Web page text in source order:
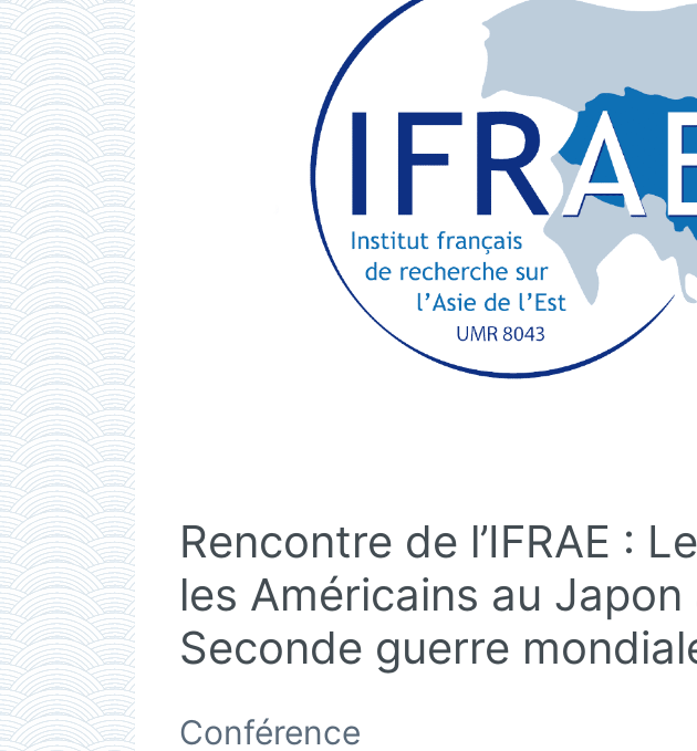
Rencontre de l’IFRAE :
les Américains au Japon
Seconde guerre
Conférence